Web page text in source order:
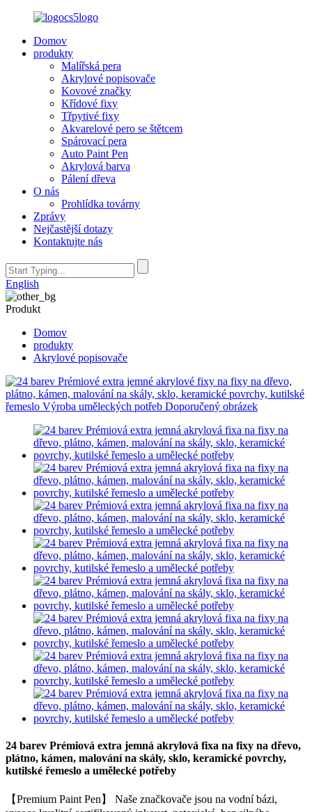
Domov
produkty
Malířská pera
Akrylové popisovače
Kovové značky
Křídové fixy
Třpytivé fixy
Akvarelové pero se štětcem
Spárovací pera
Auto Paint Pen
Akrylová barva
Pálení dřeva
O nás
Prohlídka továrny
Zprávy
Nejčastější dotazy
Kontaktujte nás
English
Produkt
Domov
produkty
Akrylové popisovače
24 barev Prémiová extra jemná akrylová fixa na fixy na dřevo,
plátno, kámen, malování na skály, sklo, keramické povrchy,
kutilské řemeslo a umělecké potřeby
【Premium Paint Pen】 Naše značkovače jsou na vodní bázi,